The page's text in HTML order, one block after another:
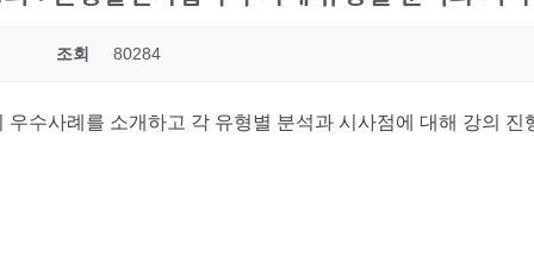
조회 80284
수사례를 소개하고 각 유형별 분석과 시사점에 대해 강의 진